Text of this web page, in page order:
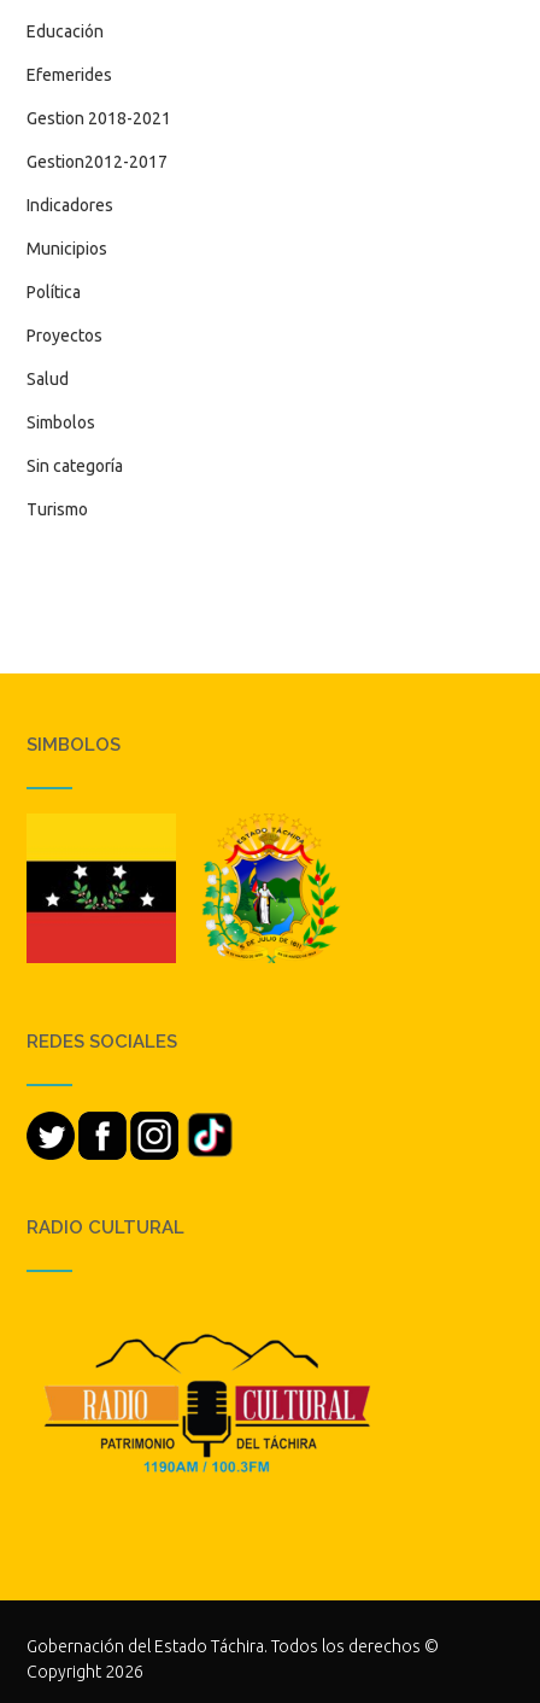
Educación
Efemerides
Gestion 2018-2021
Gestion2012-2017
Indicadores
Municipios
Política
Proyectos
Salud
Simbolos
Sin categoría
Turismo
SIMBOLOS
REDES SOCIALES
RADIO CULTURAL
Gobernación del Estado Táchira. Todos los derechos ©
Copyright 2026